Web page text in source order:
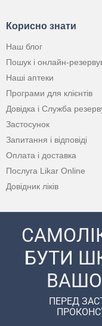
Корисно знати
Наш блог
Пошук і онлайн-
Наші аптеки
Програми для клієнтів
Довідка і Служба
Застосунок
Запитання і відповіді
Оплата і доставка
Послуга Likar Online
Довідник ліків
БУТИ
ПЕРЕД